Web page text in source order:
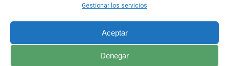
Gestionar los servicios
Aceptar
Denegar
Capítulo Anterior Capítulo Siguiente